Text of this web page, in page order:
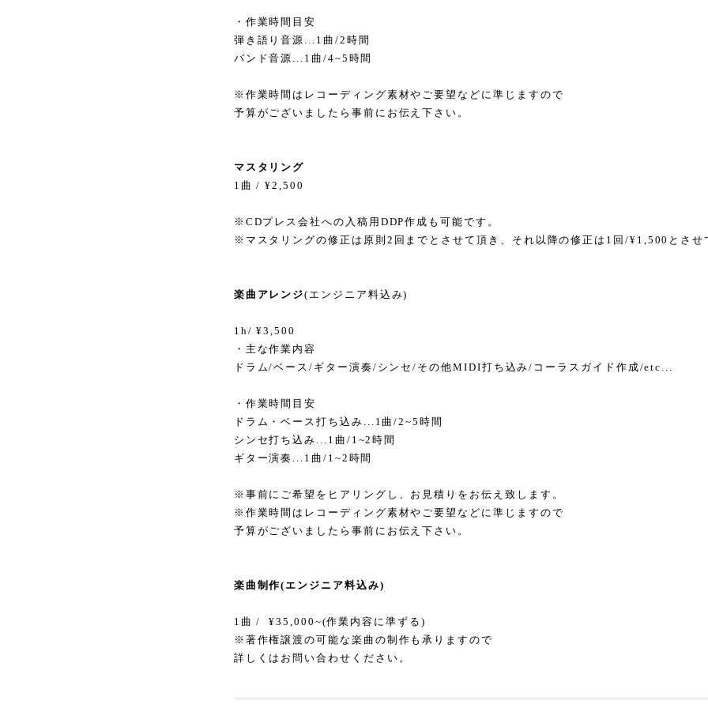
・作業時間目安
弾き語り音源...1曲/2時間
バンド音源...1曲/4~5時間
※作業時間はレコーディング素材やご要望などに準じますので
予算がございましたら事前にお伝え下さい。
マスタリング
1曲 / ¥2,500
※CDプレス会社への入稿用DDP作成も可能です。
※マスタリングの修正は原則2回までとさせて頂き、それ以降の修正は1回/¥1,500とさせ
楽曲アレンジ(エンジニア料込み)
1h/ ¥3,500
・主な作業内容
ドラム/ベース/ギター演奏/シンセ/その他MIDI打ち込み/コーラスガイド作成/etc...
・作業時間目安
ドラム・ベース打ち込み...1曲/2~5時間
シンセ打ち込み...1曲/1~2時間
ギター演奏...1曲/1~2時間
※事前にご希望をヒアリングし、お見積りをお伝え致します。
※作業時間はレコーディング素材やご要望などに準じますので
予算がございましたら事前にお伝え下さい。
楽曲制作(エンジニア料込み)
1曲 / ¥35,000~(作業内容に準ずる)
※著作権譲渡の可能な楽曲の制作も承りますので
詳しくはお問い合わせください。